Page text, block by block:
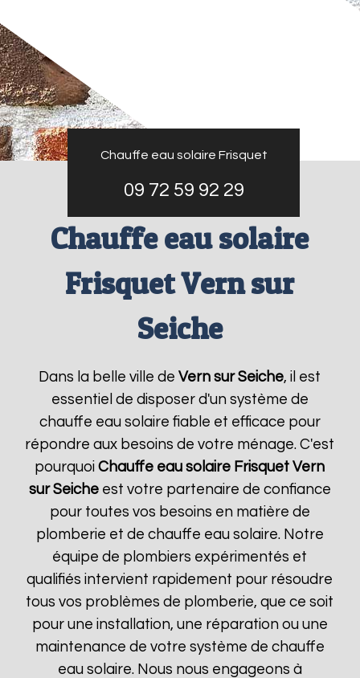
Chauffe eau solaire Frisquet
09 72 59 92 29
Chauffe eau solaire
Frisquet Vern sur
Seiche
Dans la belle ville deVern sur Seiche, il est
essentiel de disposer d'un système de
chauffe eau solaire fiable et efficace pour
répondre aux besoins de votre ménage. C'est
pourquoiChauffe eau solaire Frisquet Vern
sur Seicheest votre partenaire de confiance
pour toutes vos besoins en matière de
plomberie et de chauffe eau solaire. Notre
équipe de plombiers expérimentés et
qualifiés intervient rapidement pour résoudre
tous vos problèmes de plomberie, que ce soit
pour une installation, une réparation ou une
maintenance de votre système de chauffe
eau solaire. Nous nous engageons à